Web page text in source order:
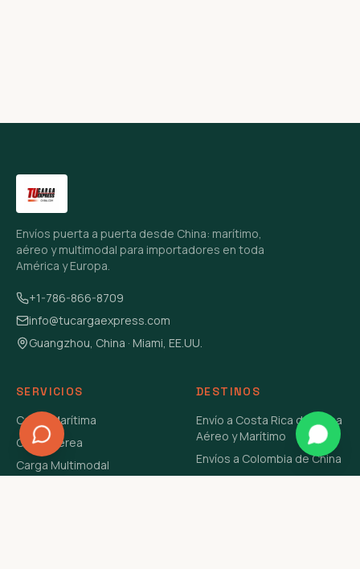
Envíos puerta a puerta desde China: marítimo,
aéreo y multimodal para importadores en toda
América y Europa.
+1-786-866-8709
info@tucargaexpress.com
Guangzhou, China · Miami, EE.UU.
SERVICIOS
Carga Marítima
Carga Aérea
Carga Multimodal
DESTINOS
Envío a Costa Rica de China
Aéreo y Marítimo
Envíos a Colombia de China